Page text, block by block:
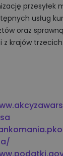
przesyłek
usług
oraz
z krajów trzecich.